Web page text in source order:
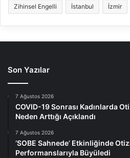
Zihinsel Engelli İstanbul İzmir
Son Yazılar
7 Ağustos 2026
COVID-19 Sonrası Kadınlarda
Neden Arttığı Açıklandı
7 Ağustos 2026
‘SOBE Sahnede’ Etkinliğinde
Performanslarıyla Büyüledi